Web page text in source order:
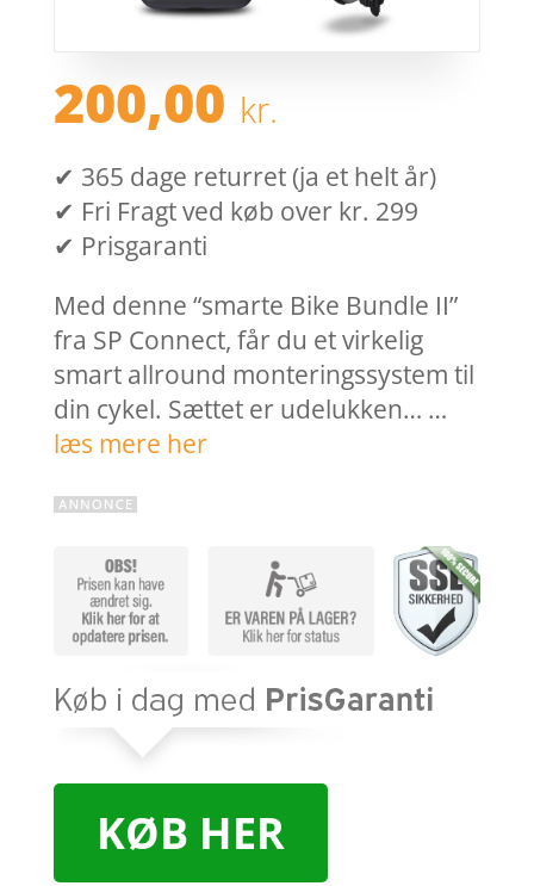
200,00 kr.
✔ 365 dage returret (ja et helt år)
✔ Fri Fragt ved køb over kr. 299
✔ Prisgaranti
Med denne “smarte Bike Bundle II”
fra SP Connect, får du et virkelig
smart allround monteringssystem til
din cykel. Sættet er udelukken… …
læs mere her
KØB HER